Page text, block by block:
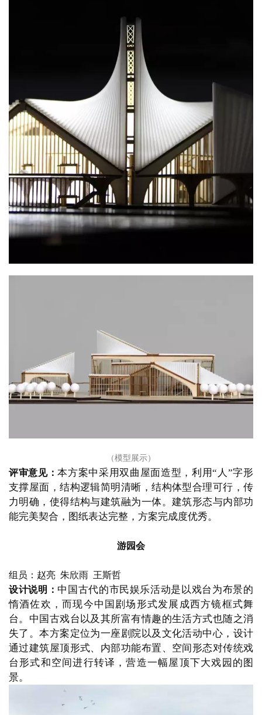
建
筑
室
内
设
计
城
（模型展示）
评审意见：本方案中采用双曲屋面造型，利用“人”字形
支撑屋面，结构逻辑简明清晰，结构体型合理可行，传
力明确，使得结构与建筑融为一体。建筑形态与内部功
能完美契合，图纸表达完整，方案完成度优秀。
游园会
组员：赵亮 朱欣雨  王斯哲
设计说明： 中国古代的市民娱乐活动是以戏台为布景的
惰酒佐欢，而现今中国剧场形式发展成西方镜框式舞
台。中国古戏台以及其所富有情趣的生活方式也随之消
失了。本方案定位为一座剧院以及文化活动中心，设计
通过建筑屋顶形式、内部功能布置、空间形态对传统戏
台形式和空间进行转译，营造一幅屋顶下大戏园的图
景。